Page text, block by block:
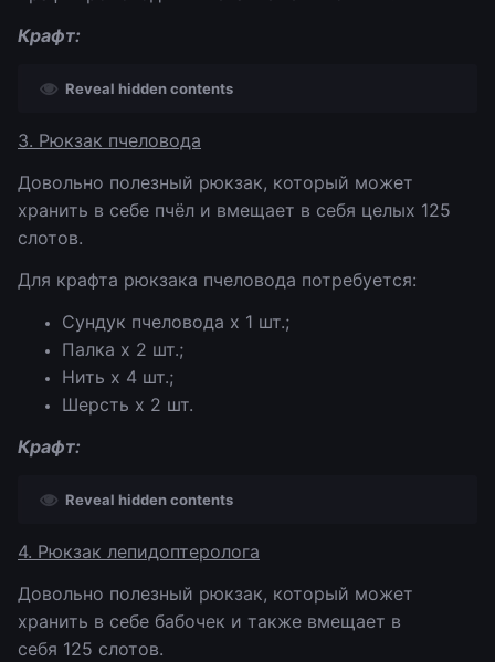
Крафт:
Reveal hidden contents
3. Рюкзак пчеловода
Довольно полезный рюкзак, который может
хранить в себе пчёл и вмещает в себя целых 125
слотов.
Для крафта рюкзака пчеловода потребуется:
Сундук пчеловода х 1 шт.;
Палка х 2 шт.;
Нить х 4 шт.;
Шерсть х 2 шт.
Крафт:
Reveal hidden contents
4. Рюкзак лепидоптеролога
Довольно полезный рюкзак, который может
хранить в себе бабочек и также вмещает в
себя 125 слотов.